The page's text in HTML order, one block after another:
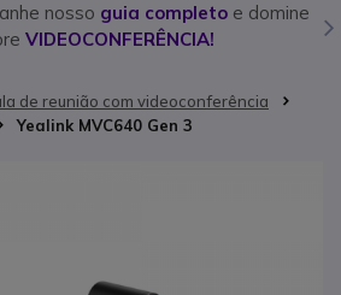
nosso guia completoe domine
VIDEOCONFERÊNCIA!
de reunião com videoconferência
Yealink MVC640 Gen 3